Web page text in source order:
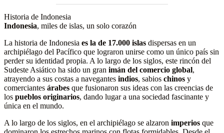
Historia de Indonesia
Indonesia, miles de islas, un solo corazón
La historia de Indonesia es la de 17.000 islas dispersas en un
archipiélago del Pacífico que lograron unirse como un único país sin
perder su identidad propia. A lo largo de los siglos, este rincón del
Sudeste Asiático ha sido un gran imán del comercio global,
atrayendo a sus costas a navegantes indios, sabios chinos y
comerciantes árabes que fusionaron sus ideas con las creencias de
los pueblos originarios, dando lugar a una sociedad fascinante y
única en el mundo.
A lo largo de los siglos, en el archipiélago se alzaron imperios que